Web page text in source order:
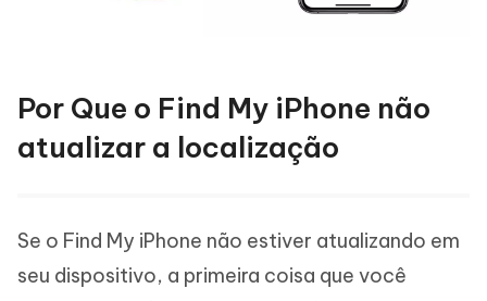
Por Que o Find My iPhone não
atualizar a localização
Se o Find My iPhone não estiver atualizando em
seu dispositivo, a primeira coisa que você